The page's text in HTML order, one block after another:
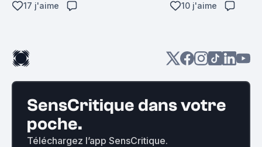
17 j'aime
10 j'aime
SensCritique dans votre
poche.
Téléchargez l’app SensCritique.